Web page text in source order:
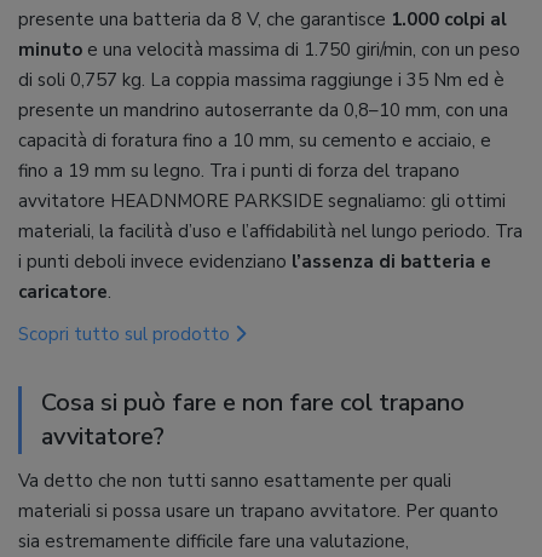
presente una batteria da 8 V, che garantisce 1.000 colpi al
minuto e una velocità massima di 1.750 giri/min, con un peso
di soli 0,757 kg. La coppia massima raggiunge i 35 Nm ed è
presente un mandrino autoserrante da 0,8–10 mm, con una
capacità di foratura fino a 10 mm, su cemento e acciaio, e
fino a 19 mm su legno. Tra i punti di forza del trapano
avvitatore HEADNMORE PARKSIDE segnaliamo: gli ottimi
materiali, la facilità d’uso e l’affidabilità nel lungo periodo. Tra
i punti deboli invece evidenziano l’assenza di batteria e
caricatore.
Scopri tutto sul prodotto
Cosa si può fare e non fare col trapano
avvitatore?
Va detto che non tutti sanno esattamente per quali
materiali si possa usare un trapano avvitatore. Per quanto
sia estremamente difficile fare una valutazione,